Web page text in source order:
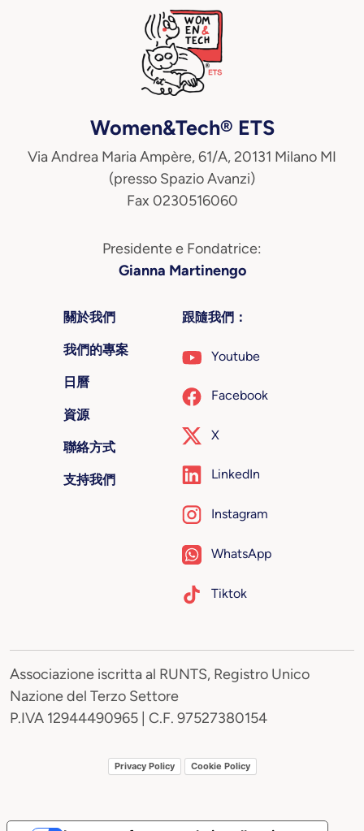
Women&Tech® ETS
Via Andrea Maria Ampère, 61/A, 20131 Milano MI
(presso Spazio Avanzi)
Fax 0230516060
Presidente e Fondatrice:
Gianna Martinengo
關於我們
我們的專案
日曆
資源
聯絡方式
支持我們
跟隨我們：
Youtube
Facebook
X
LinkedIn
Instagram
WhatsApp
Tiktok
Associazione iscritta al RUNTS, Registro Unico
Nazione del Terzo Settore
P.IVA 12944490965 | C.F. 97527380154
Privacy Policy Cookie Policy